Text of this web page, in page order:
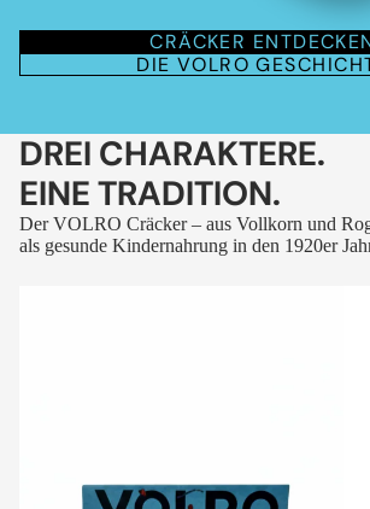
CRÄCKER
DIE VOLRO
DREI CHARAKTERE.
EINE TRADITION.
Der VOLRO Cräcker – aus Vollkorn und
als gesunde Kindernahrung in den 1920er